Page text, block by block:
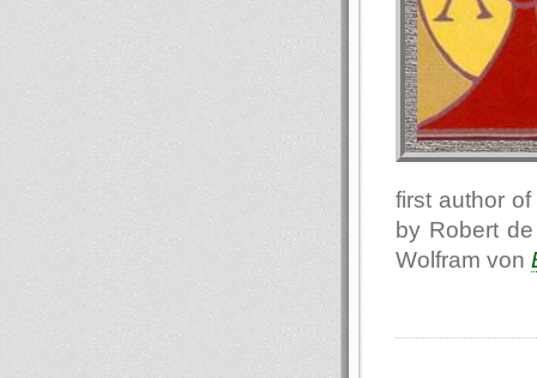
first author
by Robert
Wolfram von